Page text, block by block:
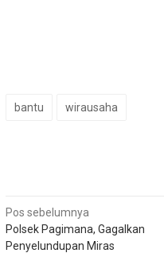
bantu wirausaha
Navigasi
pos
Pos sebelumnya
Polsek Pagimana, Gagalkan
Penyelundupan Miras